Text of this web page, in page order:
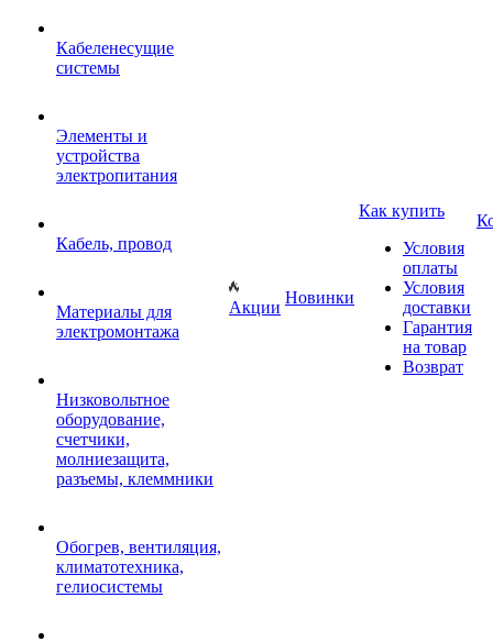
Кабеленесущие
системы
Элементы и
устройства
электропитания
Кабель, провод
Материалы для
электромонтажа
Низковольтное
оборудование,
счетчики,
молниезащита,
разъемы, клеммники
Обогрев, вентиляция,
климатотехника,
гелиосистемы
Акции
Новинки
Как купить
Условия
оплаты
Условия
доставки
Гарантия
на товар
Возврат